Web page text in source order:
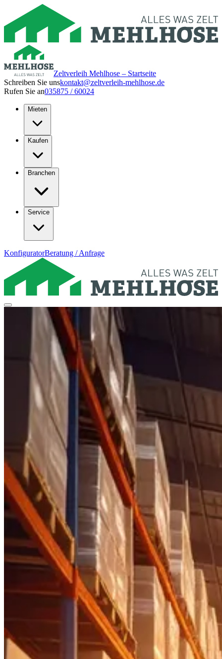
Zeltverleih Mehlhose – Startseite
Schreiben Sie unskontakt@zeltverleih-mehlhose.de
Rufen Sie an035875 / 60024
Mieten
Kaufen
Branchen
Service
KonfiguratorBeratung / Anfrage